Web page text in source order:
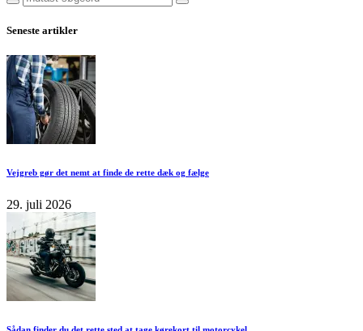
Seneste artikler
Vejgreb gør det nemt at finde de rette dæk og fælge
29. juli 2026